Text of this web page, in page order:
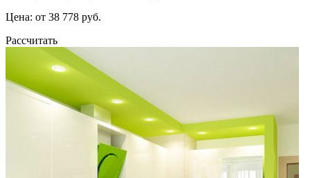
Цена: от 38 778 руб.
Рассчитать